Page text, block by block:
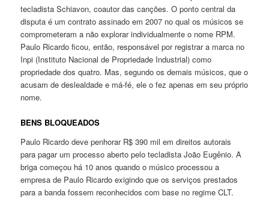
tecladista Schiavon, coautor das canções. O ponto central da
disputa é um contrato assinado em 2007 no qual os músicos se
comprometeram a não explorar individualmente o nome RPM.
Paulo Ricardo ficou, então, responsável por registrar a marca no
Inpi (Instituto Nacional de Propriedade Industrial) como
propriedade dos quatro. Mas, segundo os demais músicos, que o
acusam de deslealdade e má-fé, ele o fez apenas em seu próprio
nome.
BENS BLOQUEADOS
Paulo Ricardo deve penhorar R$ 390 mil em direitos autorais
para pagar um processo aberto pelo tecladista João Eugênio. A
briga começou há 10 anos quando o músico processou a
empresa de Paulo Ricardo exigindo que os serviços prestados
para a banda fossem reconhecidos com base no regime CLT.